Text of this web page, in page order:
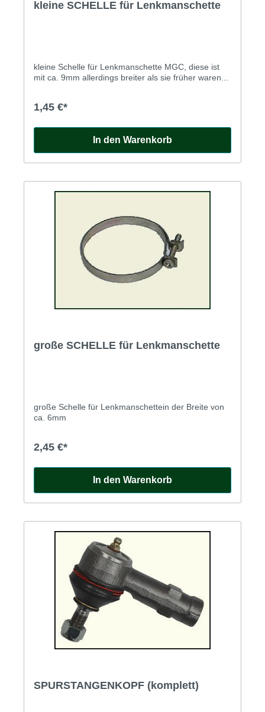
kleine SCHELLE für Lenkmanschette
kleine Schelle für Lenkmanschette MGC, diese ist
mit ca. 9mm allerdings breiter als sie früher waren...
1,45 €*
In den Warenkorb
große SCHELLE für Lenkmanschette
große Schelle für Lenkmanschettein der Breite von
ca. 6mm
2,45 €*
In den Warenkorb
SPURSTANGENKOPF (komplett)